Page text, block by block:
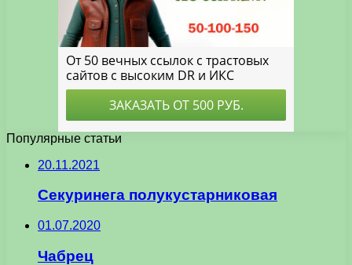
Популярные статьи
20.11.2021
Секуринега полукустарниковая
01.07.2020
Чабрец